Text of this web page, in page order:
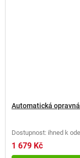
Automatická
Dostupnost: ihned k
(2 ks)
1 679 Kč